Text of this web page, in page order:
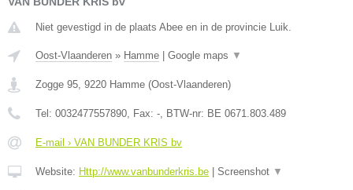
Niet gevestigd in de plaats Abee en in de provincie Luik.
Oost-Vlaanderen » Hamme Google maps ▼
Zogge 95, 9220 Hamme (Oost-Vlaanderen)
Tel: 0032477557890, Fax: -, BTW-nr: BE 0671.803.489
E-mail › VAN BUNDER KRIS bv
Website: Http://www.vanbunderkris.be Screenshot ▼